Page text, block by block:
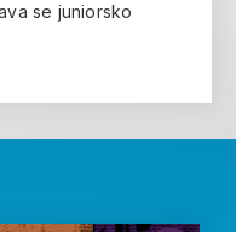
se juniorsko